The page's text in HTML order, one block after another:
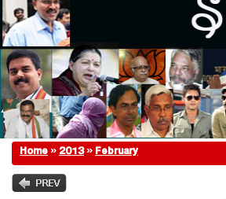
Home»2013»February